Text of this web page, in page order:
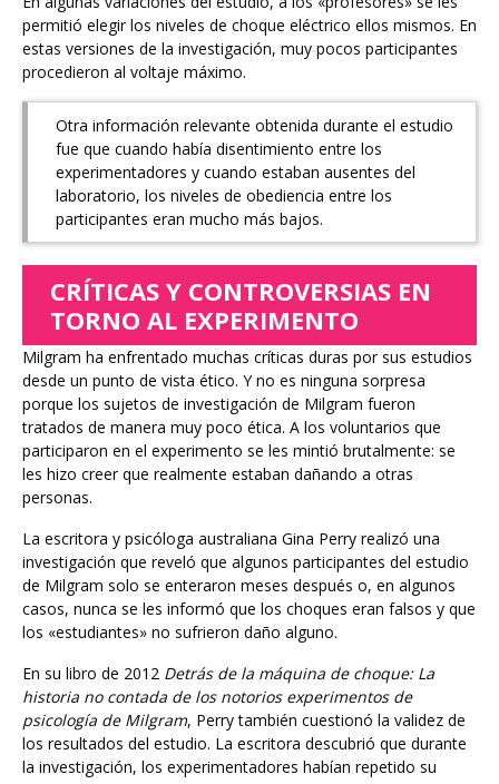
permitió elegir los niveles de choque eléctrico ellos mismos. En
estas versiones de la investigación, muy pocos participantes
procedieron al voltaje máximo.
Otra información relevante obtenida durante el estudio
fue que cuando había disentimiento entre los
experimentadores y cuando estaban ausentes del
laboratorio, los niveles de obediencia entre los
participantes eran mucho más bajos.
CRÍTICAS Y CONTROVERSIAS EN
TORNO AL EXPERIMENTO
Milgram ha enfrentado muchas críticas duras por sus estudios
desde un punto de vista ético. Y no es ninguna sorpresa
porque los sujetos de investigación de Milgram fueron
tratados de manera muy poco ética. A los voluntarios que
participaron en el experimento se les mintió brutalmente: se
les hizo creer que realmente estaban dañando a otras
personas.
La escritora y psicóloga australiana Gina Perry realizó una
investigación que reveló que algunos participantes del estudio
de Milgram solo se enteraron meses después o, en algunos
casos, nunca se les informó que los choques eran falsos y que
los «estudiantes» no sufrieron daño alguno.
En su libro de 2012 Detrás de la máquina de choque: La
historia no contada de los notorios experimentos de
psicología de Milgram, Perry también cuestionó la validez de
los resultados del estudio. La escritora descubrió que durante
la investigación, los experimentadores habían repetido su